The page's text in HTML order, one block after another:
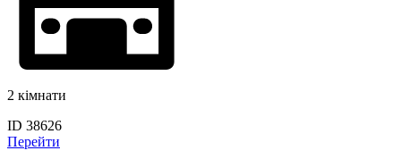
2 кімнати
ID 38626
Перейти